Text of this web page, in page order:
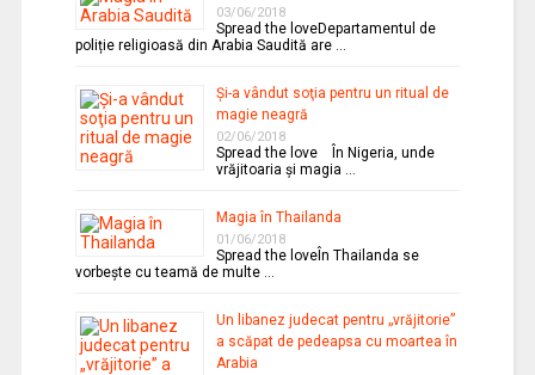
03/06/2018
Spread the loveDepartamentul de
poliție religioasă din Arabia Saudită are …
Şi-a vândut soţia pentru un ritual de
magie neagră
02/06/2018
Spread the love În Nigeria, unde
vrăjitoaria şi magia …
Magia în Thailanda
01/06/2018
Spread the loveÎn Thailanda se
vorbeşte cu teamă de multe …
Un libanez judecat pentru „vrăjitorie”
a scăpat de pedeapsa cu moartea în
Arabia